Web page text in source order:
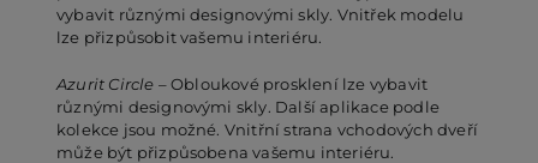
vybavit různými designovými skly. Vnitřek modelu
lze přizpůsobit vašemu interiéru.
Azurit Circle – Obloukové prosklení lze vybavit
různými designovými skly. Další aplikace podle
kolekce jsou možné. Vnitřní strana vchodových dveří
může být přizpůsobena vašemu interiéru.